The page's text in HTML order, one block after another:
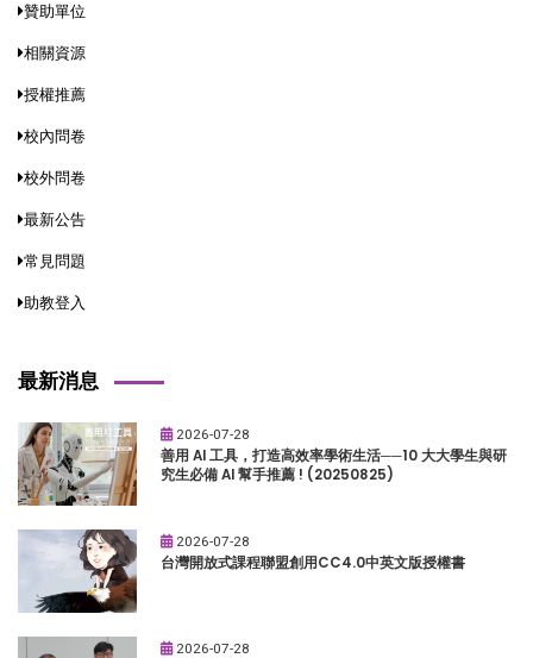
贊助單位
相關資源
授權推薦
校內問卷
校外問卷
最新公告
常見問題
助教登入
最新消息
2026-07-28
善用 AI 工具，打造高效率學術生活──10 大大學生與研
究生必備 AI 幫手推薦 ! (20250825)
2026-07-28
台灣開放式課程聯盟創用CC4.0中英文版授權書
2026-07-28